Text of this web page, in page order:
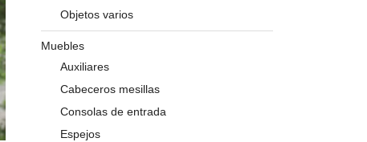
Objetos varios
Muebles
Auxiliares
Cabeceros mesillas
Consolas de entrada
Espejos